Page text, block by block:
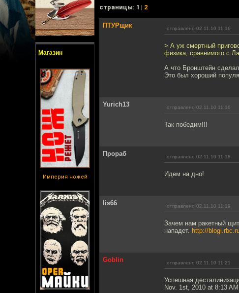
Магазин
Империя ножей
cтраницы: 1 | 2
ПТУРщик отправлено 02.11.10 11:16
> А уж смертный
физика, сравнимого с
А что Бронштейн
Это был хороший
Yurich13 отправлено 02.11.10 11:16
Так победим!!!
Прораб отправлено 02.11.10 11:18
Идем на дно!
lis66 отправлено 02.11.10 11:19
Зачем нам ракетный
нападет. http://
Goblin отправлено 02.11.10 11:21
Успешная
Nov. 1st, 2010 at 8:13 AM